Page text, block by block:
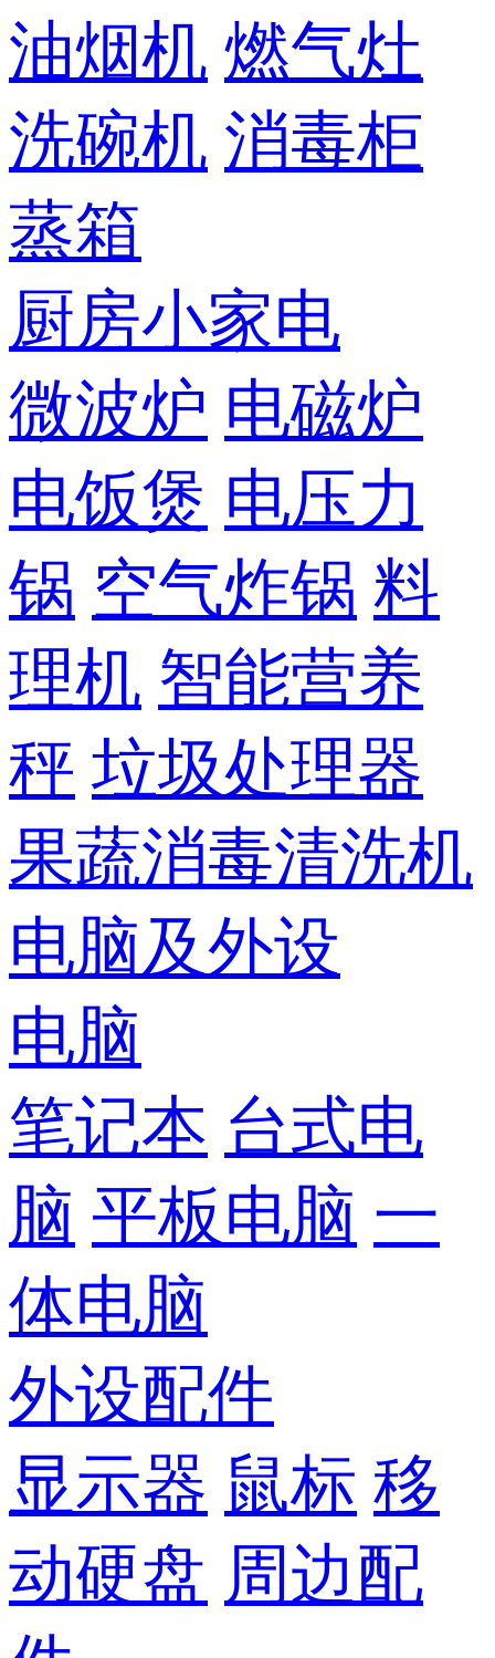
油烟机 燃气灶
洗碗机 消毒柜
蒸箱
厨房小家电
微波炉 电磁炉
电饭煲 电压力
锅 空气炸锅 料
理机 智能营养
秤 垃圾处理器
果蔬消毒清洗机
电脑及外设
电脑
笔记本 台式电
脑 平板电脑 一
体电脑
外设配件
显示器 鼠标 移
动硬盘 周边配